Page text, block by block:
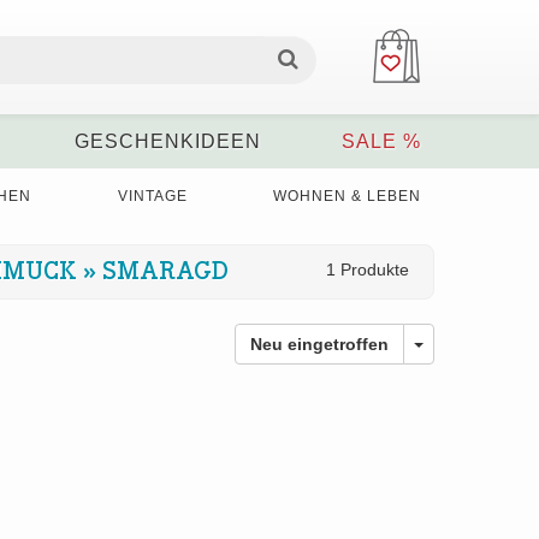
GESCHENKIDEEN SALE %
VINTAGE WOHNEN & LEBEN
» SMARAGD 1 Produkte
Neu eingetroffen